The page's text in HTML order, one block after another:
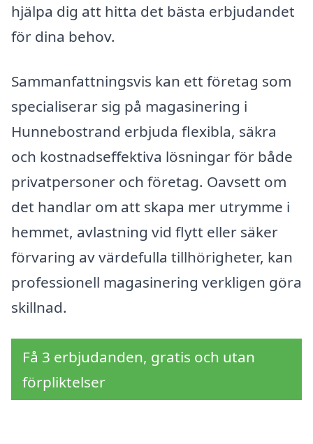
hjälpa dig att hitta det bästa erbjudandet
för dina behov.
Sammanfattningsvis kan ett företag som
specialiserar sig på magasinering i
Hunnebostrand erbjuda flexibla, säkra
och kostnadseffektiva lösningar för både
privatpersoner och företag. Oavsett om
det handlar om att skapa mer utrymme i
hemmet, avlastning vid flytt eller säker
förvaring av värdefulla tillhörigheter, kan
professionell magasinering verkligen göra
skillnad.
Få 3 erbjudanden, gratis och utan
förpliktelser